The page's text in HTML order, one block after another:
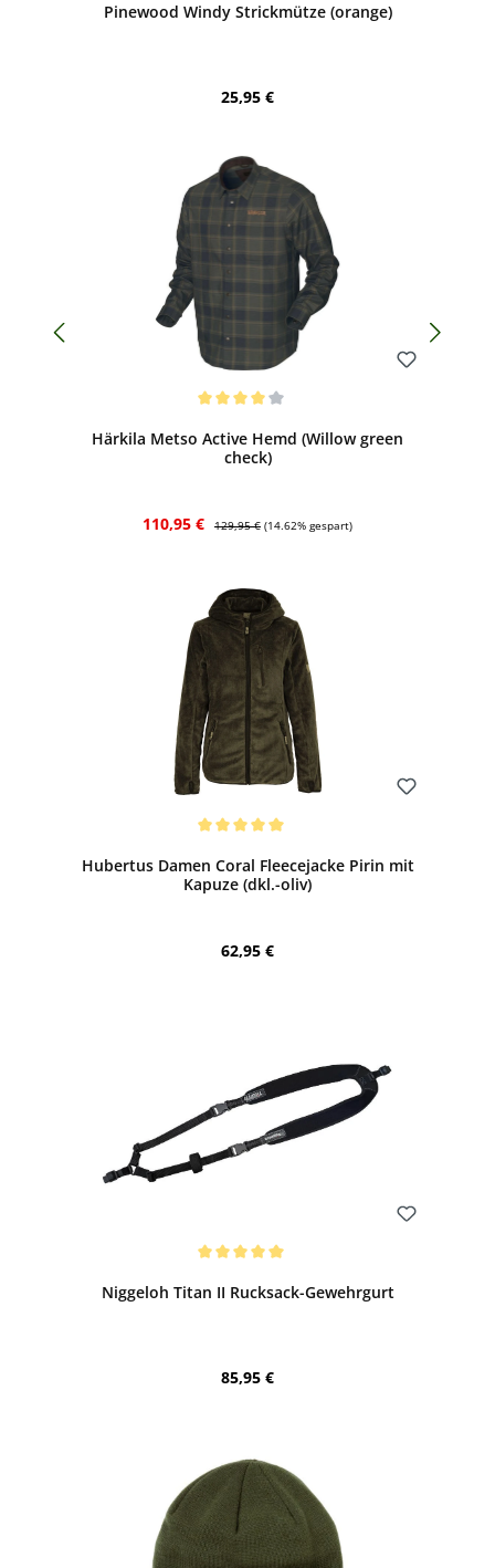
Pinewood Windy Strickmütze (orange)
Regulärer Preis:
25,95 €
Härkila Metso Active Hemd (Willow green
check)
Verkaufspreis:
110,95 € Regulärer Preis:
129,95 € (14.62% gespart)
Hubertus Damen Coral Fleecejacke Pirin mit
Kapuze (dkl.-oliv)
Regulärer Preis:
62,95 €
Niggeloh Titan II Rucksack-Gewehrgurt
Regulärer Preis:
85,95 €